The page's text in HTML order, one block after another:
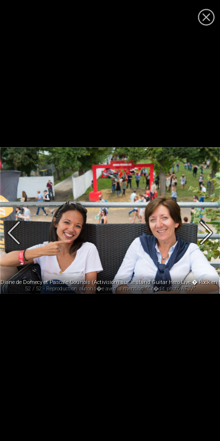
Diane de Domecy et Pascale Courtois (Activision) sur le stand Guitar Hero Live � Rock en
52 / 52 - Reproduction autoris�e avec la mention "Cr�dit photo AFJV"